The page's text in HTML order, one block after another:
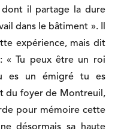
dont il partage la dure
dans le bâtiment ». Il
expérience, mais dit
« Tu peux être un roi
es un émigré tu es
du foyer de Montreuil,
pour mémoire cette
désormais sa haute